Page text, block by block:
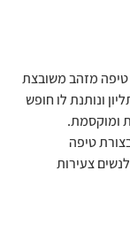
טיפה מזהב משובצת
התליון ונותנת לו חופש
ומוקסמת.
טיפה
צעירות